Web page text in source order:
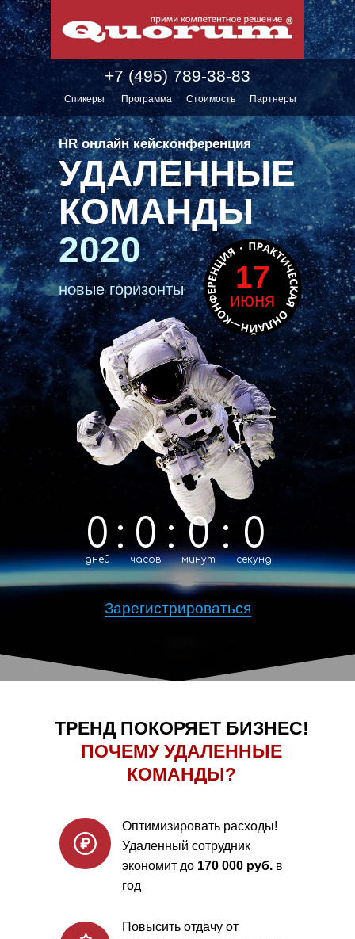
УДАЛЕННЫЕ
КОМАНДЫ
2020
БЕЗ ОФИСА — БЕЗ ПРОБЛЕМ!
+7 (495) 789-38-83
новые горизонты июня
Программа
Спикеры Стоимость
17
0
дней
: 0
часов
: 0
минут
: 0
секунд
Зарегистрироваться
HR онлайн кейсконференция
Партнеры
ТРЕНД ПОКОРЯЕТ БИЗНЕС!
ПОЧЕМУ УДАЛЕННЫЕ
КОМАНДЫ?
Оптимизировать расходы!
Удаленный сотрудник
экономит до 170 000 руб. в
год
Повысить отдачу от